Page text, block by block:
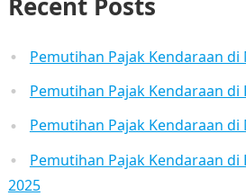
Pemutihan Pajak Kendaraan di
Pemutihan Pajak Kendaraan di
Pemutihan Pajak Kendaraan di
Pemutihan Pajak Kendaraan di
2025